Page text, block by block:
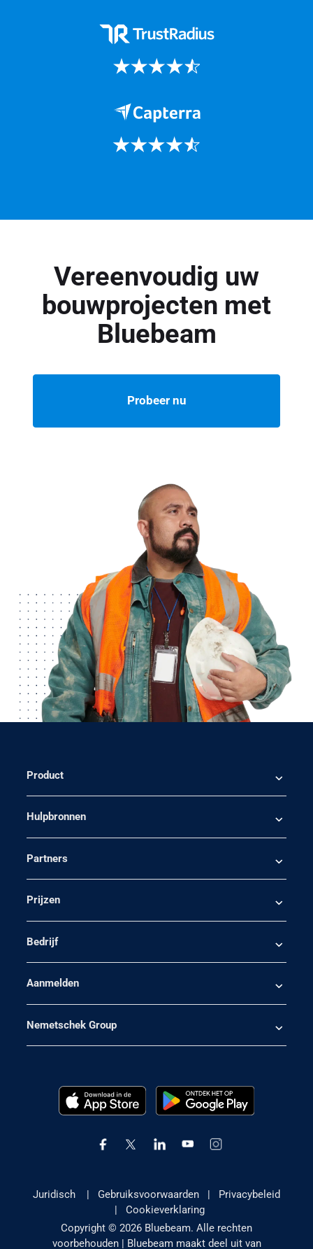
Vereenvoudig uw
bouwprojecten met
Bluebeam
Probeer nu
Product
Hulpbronnen
Partners
Prijzen
Bedrijf
Aanmelden
Nemetschek Group
Juridisch | Gebruiksvoorwaarden | Privacybeleid
| Cookieverklaring
Copyright © 2026 Bluebeam. Alle rechten
voorbehouden | Bluebeam maakt deel uit van